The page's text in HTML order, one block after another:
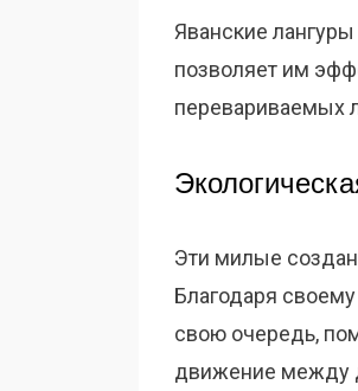
Яванские
позволяет им
перевариваемых
Эти милые
Благодаря
свою очередь,
движение между